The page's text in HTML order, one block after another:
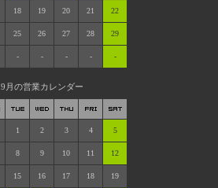
18 19 20 21 22
25 26 27 28 29
- - - - -
9月の営業カレンダー
1 2 3 4 5
8 9 10 11 12
15 16 17 18 19